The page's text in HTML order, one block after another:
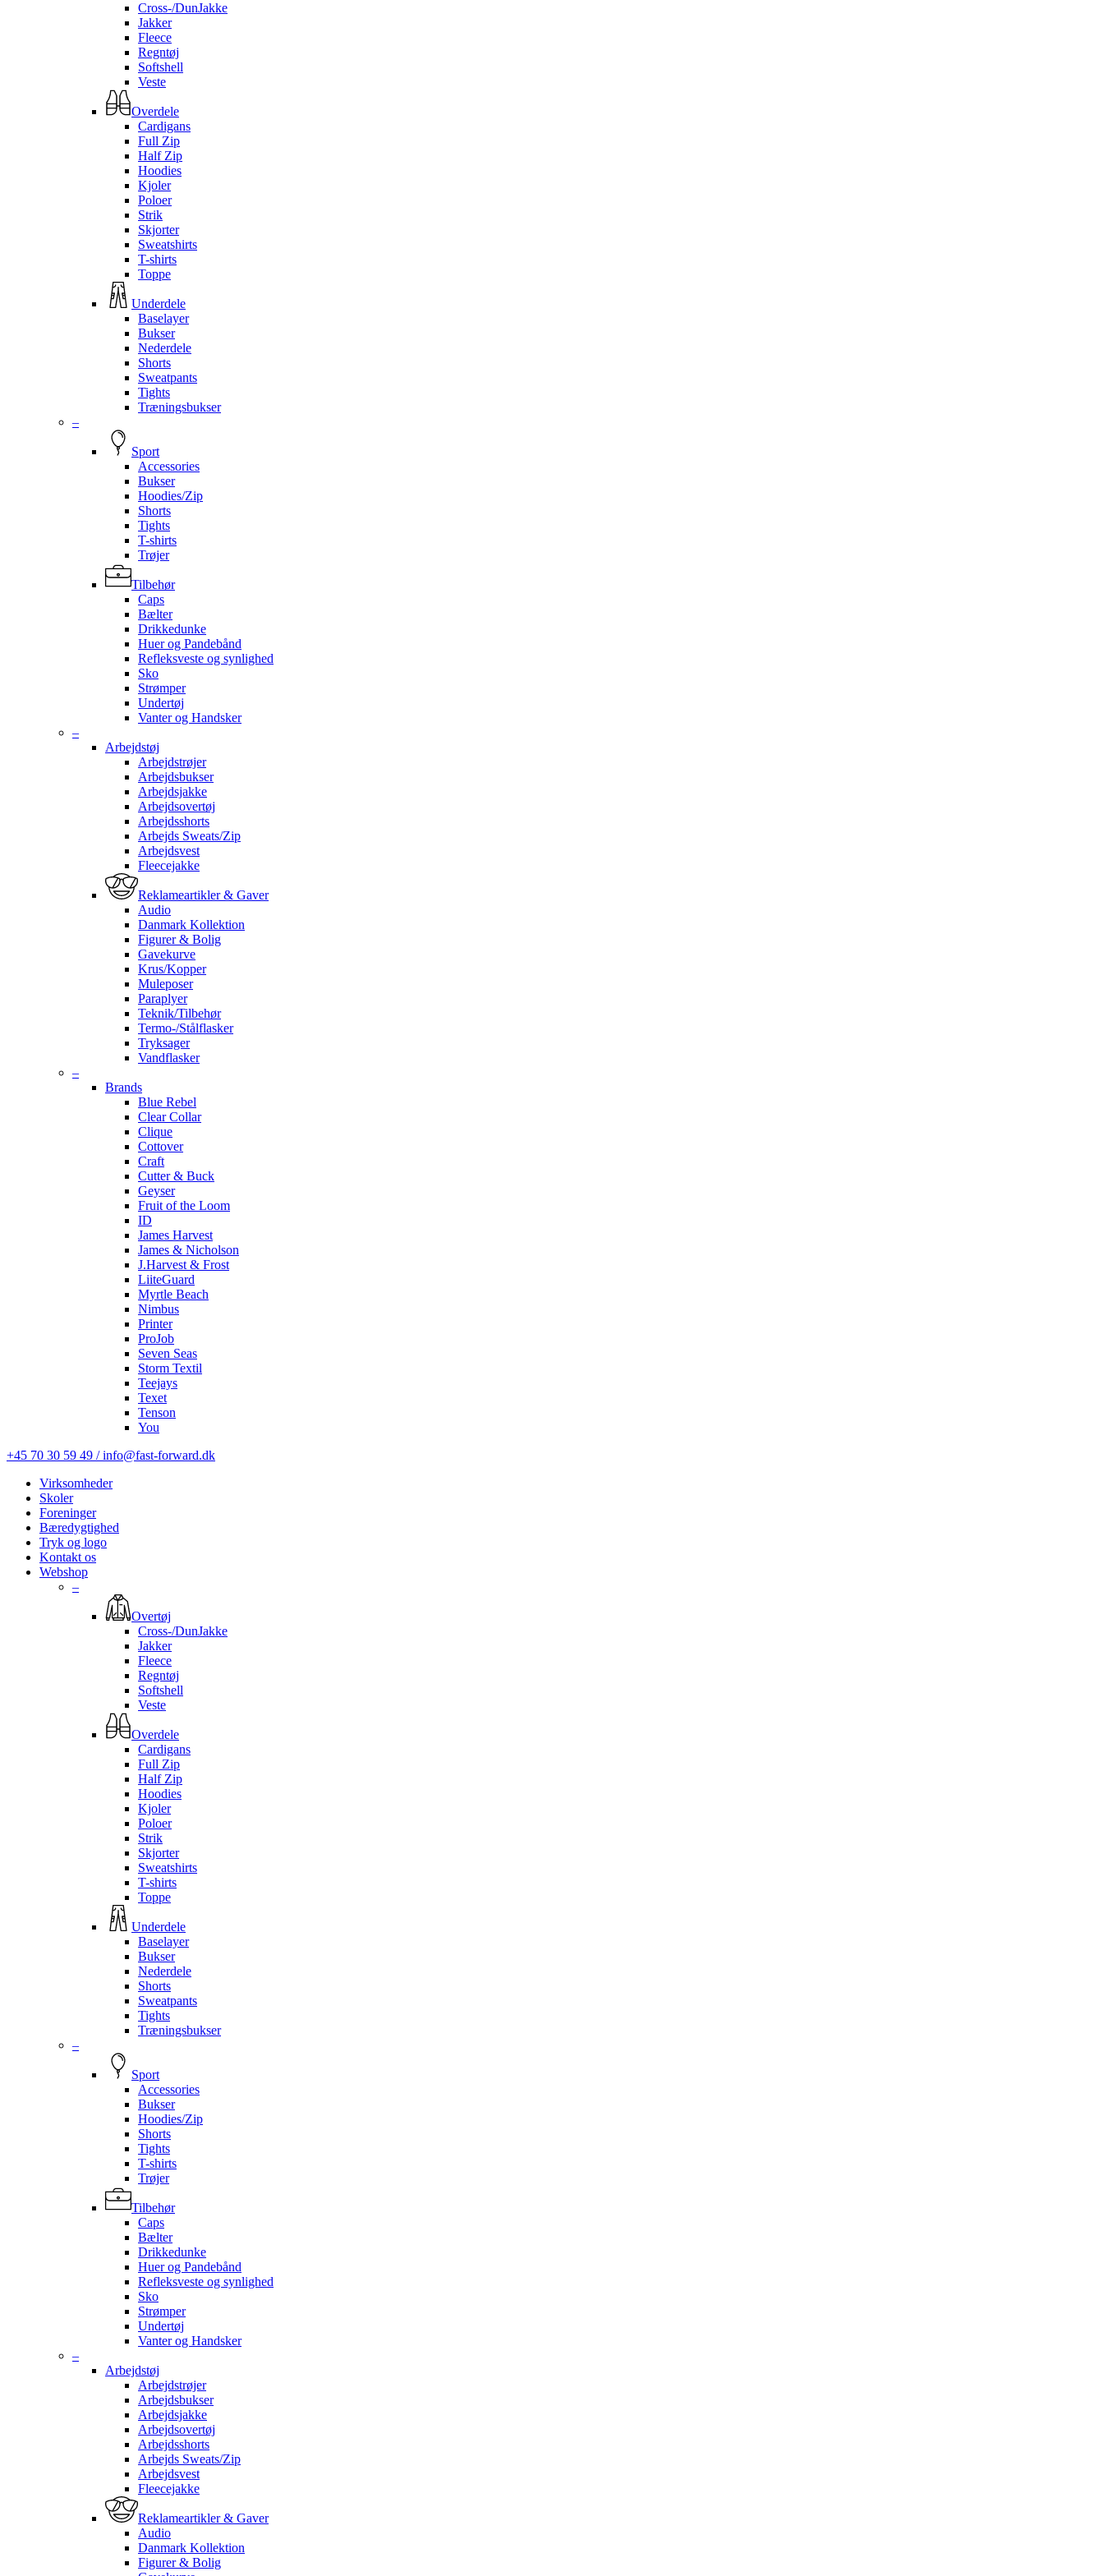
Cross-/DunJakke
Jakker
Fleece
Regntøj
Softshell
Veste
Overdele
Cardigans
Full Zip
Half Zip
Hoodies
Kjoler
Poloer
Strik
Skjorter
Sweatshirts
T-shirts
Toppe
Underdele
Baselayer
Bukser
Nederdele
Shorts
Sweatpants
Tights
Træningsbukser
–
Sport
Accessories
Bukser
Hoodies/Zip
Shorts
Tights
T-shirts
Trøjer
Tilbehør
Caps
Bælter
Drikkedunke
Huer og Pandebånd
Refleksveste og synlighed
Sko
Strømper
Undertøj
Vanter og Handsker
–
Arbejdstøj
Arbejdstrøjer
Arbejdsbukser
Arbejdsjakke
Arbejdsovertøj
Arbejdsshorts
Arbejds Sweats/Zip
Arbejdsvest
Fleecejakke
Reklameartikler & Gaver
Audio
Danmark Kollektion
Figurer & Bolig
Gavekurve
Krus/Kopper
Muleposer
Paraplyer
Teknik/Tilbehør
Termo-/Stålflasker
Tryksager
Vandflasker
–
Brands
Blue Rebel
Clear Collar
Clique
Cottover
Craft
Cutter & Buck
Geyser
Fruit of the Loom
ID
James Harvest
James & Nicholson
J.Harvest & Frost
LiiteGuard
Myrtle Beach
Nimbus
Printer
ProJob
Seven Seas
Storm Textil
Teejays
Texet
Tenson
You
+45 70 30 59 49 / info@fast-forward.dk
Virksomheder
Skoler
Foreninger
Bæredygtighed
Tryk og logo
Kontakt os
Webshop
–
Overtøj
Cross-/DunJakke
Jakker
Fleece
Regntøj
Softshell
Veste
Overdele
Cardigans
Full Zip
Half Zip
Hoodies
Kjoler
Poloer
Strik
Skjorter
Sweatshirts
T-shirts
Toppe
Underdele
Baselayer
Bukser
Nederdele
Shorts
Sweatpants
Tights
Træningsbukser
–
Sport
Accessories
Bukser
Hoodies/Zip
Shorts
Tights
T-shirts
Trøjer
Tilbehør
Caps
Bælter
Drikkedunke
Huer og Pandebånd
Refleksveste og synlighed
Sko
Strømper
Undertøj
Vanter og Handsker
–
Arbejdstøj
Arbejdstrøjer
Arbejdsbukser
Arbejdsjakke
Arbejdsovertøj
Arbejdsshorts
Arbejds Sweats/Zip
Arbejdsvest
Fleecejakke
Reklameartikler & Gaver
Audio
Danmark Kollektion
Figurer & Bolig